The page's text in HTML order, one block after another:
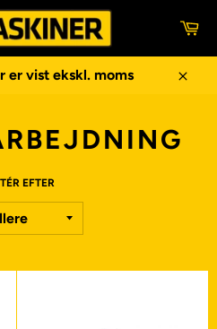
er vist ekskl. moms
EFTER